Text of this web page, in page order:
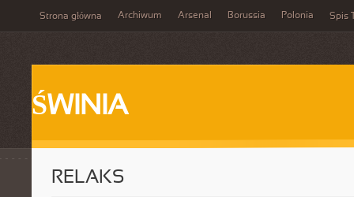
Strona główna Archiwum Arsenal Borussia Polonia Spis
ŚWINIA
RELAKS